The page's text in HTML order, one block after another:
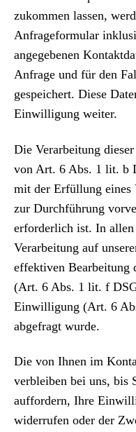
zukommen lassen,
Anfrageformular
angegebenen
Anfrage und für den
gespeichert. Diese
Einwilligung weiter.
Die Verarbeitung
von Art. 6 Abs. 1 lit. b
mit der Erfüllung eines
zur Durchführung
erforderlich ist. In
Verarbeitung auf
effektiven Bearbeitung
(Art. 6 Abs. 1 lit. f
Einwilligung (Art. 6
abgefragt wurde.
Die von Ihnen im
verbleiben bei uns, bis
auffordern, Ihre
widerrufen oder der